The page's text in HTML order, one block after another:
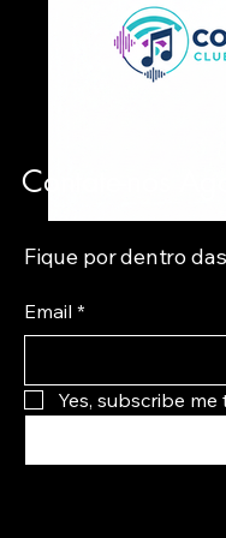
Contate-nos
Fique por dentro
Email *
Yes, subscribe